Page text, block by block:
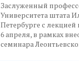
Заслуженный
Университета штата
Петербурге с лекцией
6 апреля, в рамках
семинара